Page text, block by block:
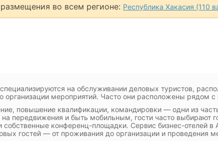
во всем регионе: Республика Хакасия (110
на обслуживании деловых туристов,
организации мероприятий. Часто они расположены рядом
повышение квалификации, командировки — одни из
передвижения и быть мобильным, гости часто выбирают
собственные конференц-площадки. Сервис бизнес-отелей в
гостей — от проживания до организации и проведения